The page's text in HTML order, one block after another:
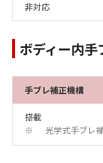
非対応
ボディー内手
手ブレ補正機構
搭載
※ 光学式手ブレ